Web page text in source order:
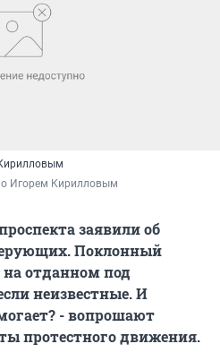
Игорем Кирилловым
заявили об
Поклонный
на отданном под
неизвестные. И
- вопрошают
протестного движения.